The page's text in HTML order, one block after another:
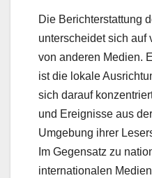
Die Berichterstattung
unterscheidet sich auf
von anderen Medien.
ist die lokale
sich darauf
und Ereignisse aus
Umgebung ihrer
Im Gegensatz zu
internationalen